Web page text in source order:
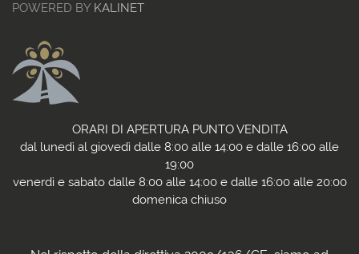
POWERED BY KALINET
ORARI DI APERTURA PUNTO VENDITA
dal lunedì al giovedì dalle 8:00 alle 14:00 e dalle 16:00 alle
19:00
venerdì e sabato dalle 8:00 alle 14:00 e dalle 16:00 alle 20:00
domenica chiuso